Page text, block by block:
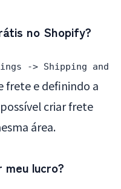
no Shopify?
-> Shipping and
frete e definindo a
criar frete
área.
lucro?